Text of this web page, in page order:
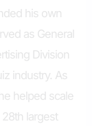
his own
as General
Division
industry. As
helped scale
largest